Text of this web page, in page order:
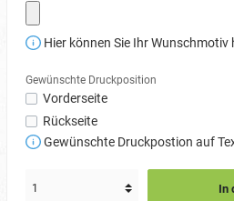
Hier können Sie Ihr Wunschmotiv
Gewünschte Druckposition
Vorderseite
Rückseite
Gewünschte Druckpostion auf
In